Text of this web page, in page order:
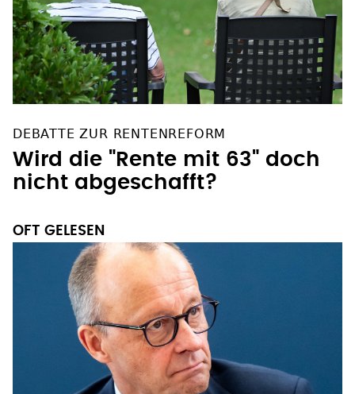
DEBATTE ZUR RENTENREFORM
Wird die "Rente mit 63" doch
nicht abgeschafft?
OFT GELESEN